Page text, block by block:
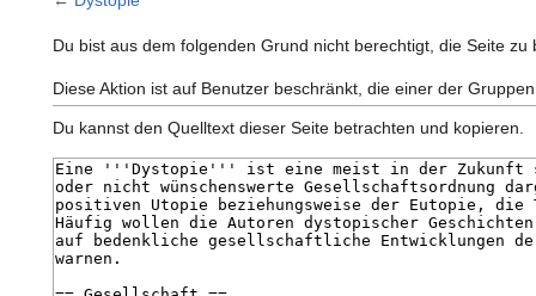
Du bist aus dem folgenden Grund nicht berechtigt, die Seite zu
Diese Aktion ist auf Benutzer beschränkt, die einer der Gruppen
Du kannst den Quelltext dieser Seite betrachten und kopieren.